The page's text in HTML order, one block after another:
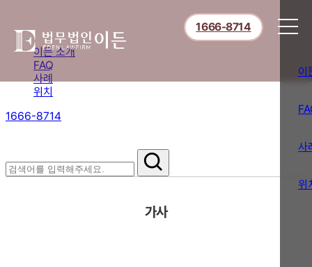
이든 소개
FAQ
사례
위치
1666-8714
1666-8714
이
사
위
가사